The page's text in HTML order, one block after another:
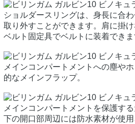
ショルダースリングは、身長に合
取り外すことができます。肩に掛
ベルト固定具でベルトに装着できま
メインコンパートメントへの塵や
的なメインフラップ。
メインコンパートメントを保護す
下の開口部周辺には防水素材が使